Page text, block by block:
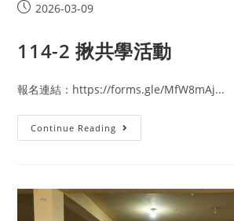
2026-03-09
114-2 揪共學活動
報名連結：https://forms.gle/MfW8mAj...
Continue Reading